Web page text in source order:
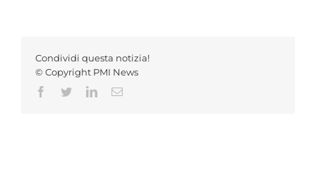
Condividi questa notizia!
© Copyright PMI News
Facebook
TwitterLinkedInEmail